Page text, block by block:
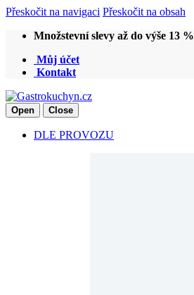
Přeskočit na navigaci Přeskočit na obsah
Množstevní slevy až do výše 13 %
Můj účet
Kontakt
Open Close
DLE PROVOZU